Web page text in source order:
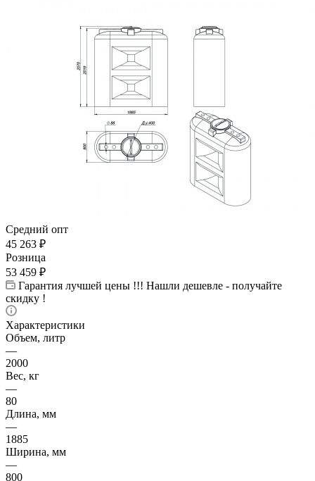
Средний опт
45 263 ₽
Розница
53 459 ₽
Гарантия лучшей цены !!! Нашли дешевле - получайте
скидку !
Характеристики
Объем, литр
—
2000
Вес, кг
—
80
Длина, мм
—
1885
Ширина, мм
—
800